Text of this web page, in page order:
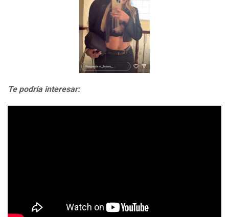
Te podría interesar: